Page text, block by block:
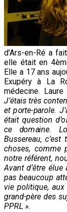
d’Ars-en-Ré a
elle était en
Elle a 17 ans
Exupéry à La
médecine.
J’étais très
et porte-parole.
était question
ce domaine.
Bussereau,
choses, comme
notre référent,
Avant d’être
pas beaucoup
vie politique,
grand-père des
PPRL ».